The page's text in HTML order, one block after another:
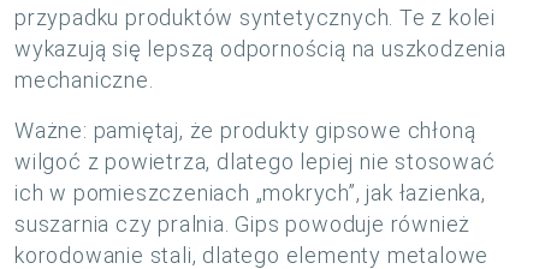
przypadku produktów syntetycznych. Te z kolei
wykazują się lepszą odpornością na uszkodzenia
mechaniczne.
Ważne: pamiętaj, że produkty gipsowe chłoną
wilgoć z powietrza, dlatego lepiej nie stosować
ich w pomieszczeniach „mokrych”, jak łazienka,
suszarnia czy pralnia. Gips powoduje również
korodowanie stali, dlatego elementy metalowe